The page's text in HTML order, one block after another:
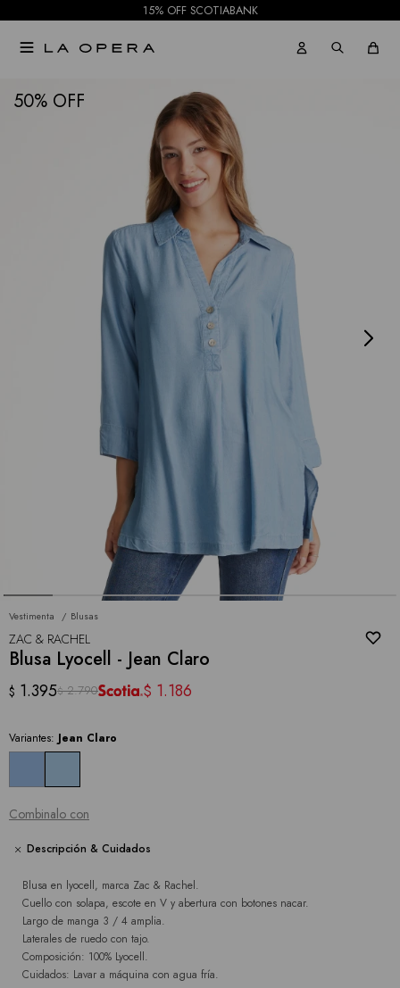
15% OFF SCOTIABANK

50
Vestimenta Blusas
ZAC & RACHEL
Blusa Lyocell - Jean Claro
$ 1.395$ 2.790 $ 1.186
Variantes: Jean Claro
Combinalo con
Descripción & Cuidados
Blusa en lyocell, marca Zac & Rachel.
Cuello con solapa, escote en V y abertura con botones nacar.
Largo de manga 3 / 4 amplia.
Laterales de ruedo con tajo.
Composición: 100% Lyocell.
Cuidados: Lavar a máquina con agua fría.
NOTIFICARME